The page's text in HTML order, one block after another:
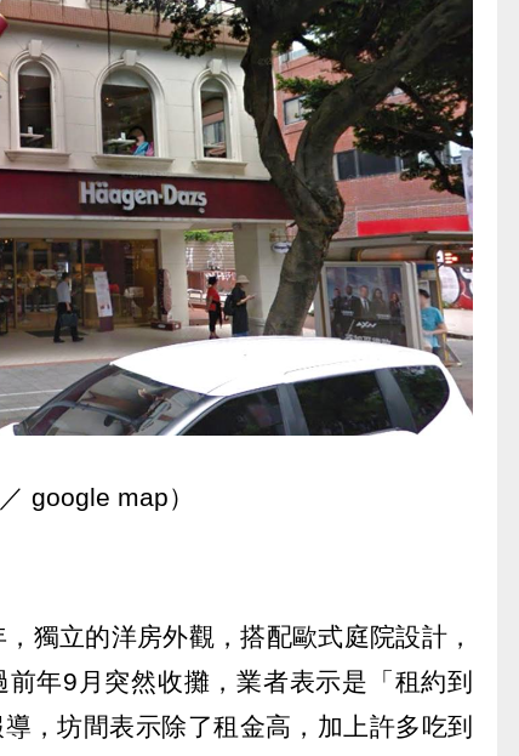
google map）
獨立的洋房外觀，搭配歐式庭院設計，
年9月突然收攤，業者表示是「租約到
，坊間表示除了租金高，加上許多吃到